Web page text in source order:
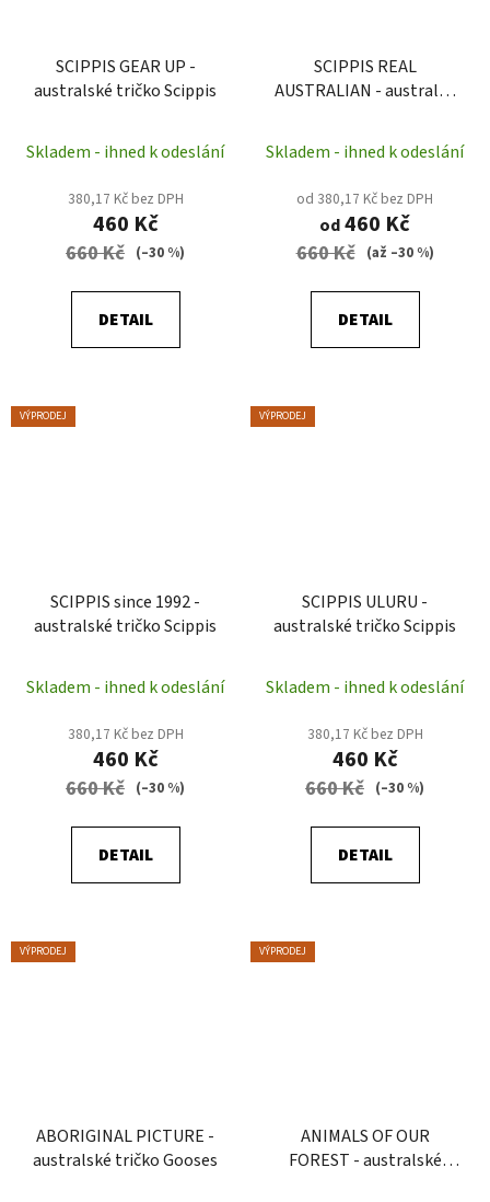
SCIPPIS GEAR UP -
australské tričko Scippis
Skladem - ihned k odeslání
380,17 Kč bez DPH
460 Kč
660 Kč (–30 %)
DETAIL
SCIPPIS REAL
AUSTRALIAN - australké
Skladem - ihned k odeslání
od 380,17 Kč bez DPH
od460 Kč
660 Kč (až –30 %)
DETAIL
VÝPRODEJ
SCIPPIS since 1992 -
australské tričko Scippis
Skladem - ihned k odeslání
380,17 Kč bez DPH
460 Kč
660 Kč (–30 %)
DETAIL
VÝPRODEJ
SCIPPIS ULURU -
australské tričko Scippis
Skladem - ihned k odeslání
380,17 Kč bez DPH
460 Kč
660 Kč (–30 %)
DETAIL
VÝPRODEJ
ABORIGINAL PICTURE -
australské tričko Gooses
VÝPRODEJ
ANIMALS OF OUR
FOREST - australské